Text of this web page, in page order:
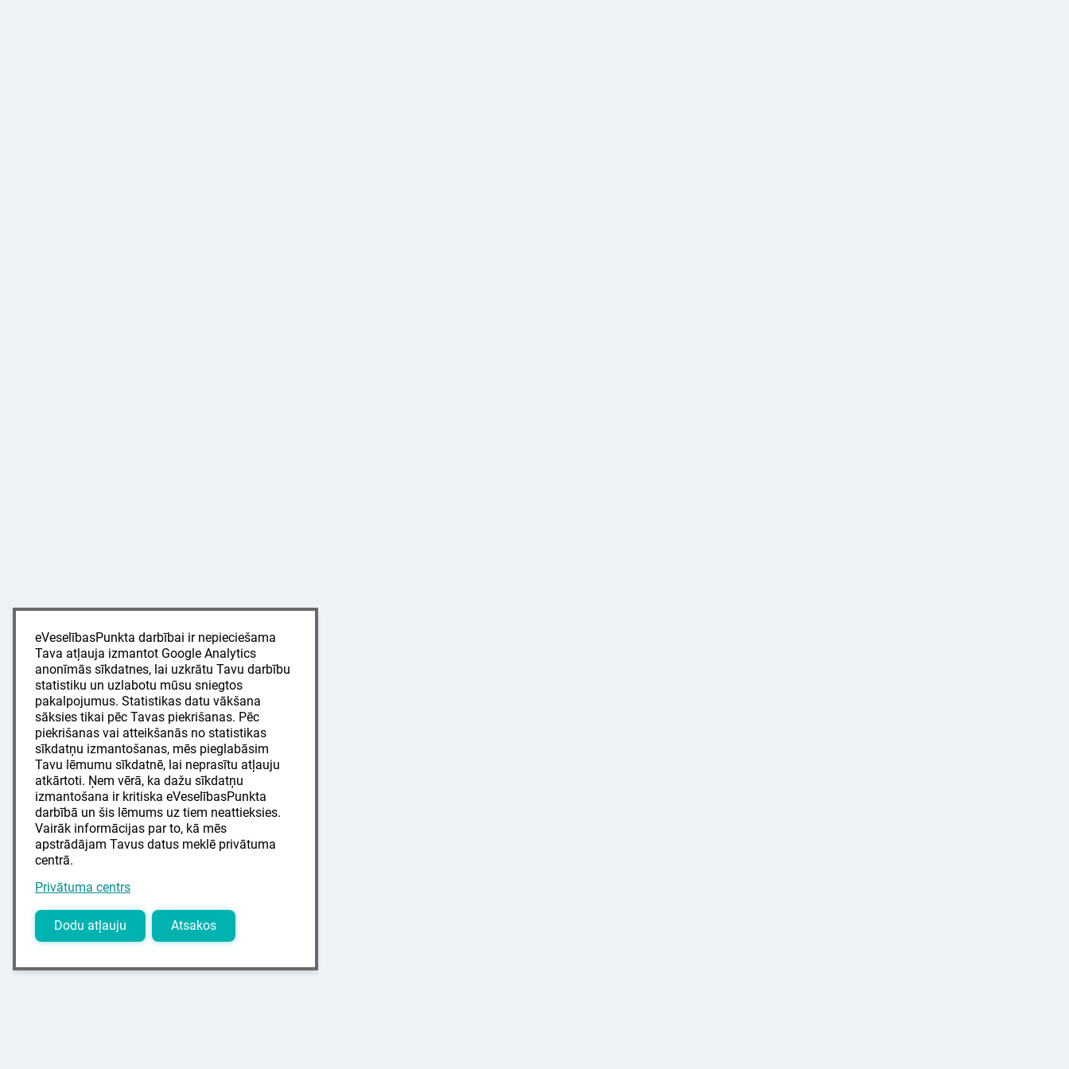
eVeselībasPunkta darbībai ir nepieciešama
Tava atļauja izmantot Google Analytics
anonīmās sīkdatnes, lai uzkrātu Tavu darbību
statistiku un uzlabotu mūsu sniegtos
pakalpojumus. Statistikas datu vākšana
sāksies tikai pēc Tavas piekrišanas. Pēc
piekrišanas vai atteikšanās no statistikas
sīkdatņu izmantošanas, mēs pieglabāsim
Tavu lēmumu sīkdatnē, lai neprasītu atļauju
atkārtoti. Ņem vērā, ka dažu sīkdatņu
izmantošana ir kritiska eVeselībasPunkta
darbībā un šis lēmums uz tiem neattieksies.
Vairāk informācijas par to, kā mēs
apstrādājam Tavus datus meklē privātuma
centrā.
Privātuma centrs
Dodu atļauju Atsakos